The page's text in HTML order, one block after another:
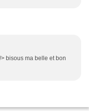
bisous ma belle et bon